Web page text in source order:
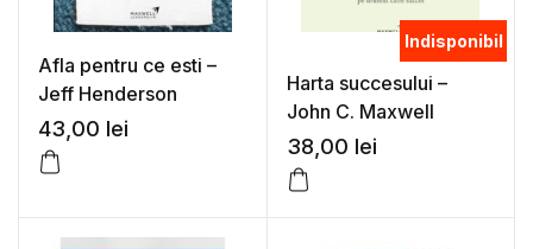
Afla pentru ce esti –
Jeff Henderson
43,00 lei
Indisponibil
Harta succesului –
John C. Maxwell
38,00 lei